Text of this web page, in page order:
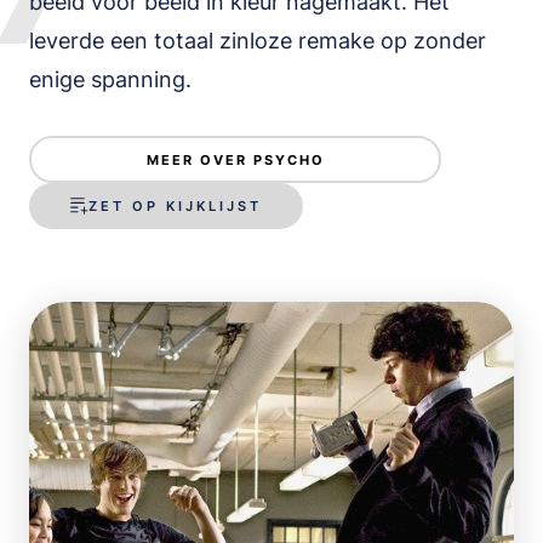
leverde een totaal zinloze remake op zonder
enige spanning.
MEER OVER PSYCHO
ZET OP KIJKLIJST